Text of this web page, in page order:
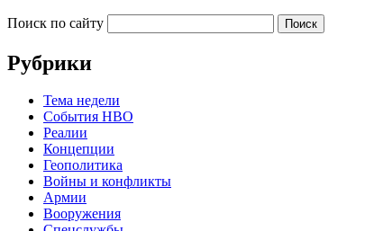
Поиск по сайту
Рубрики
Тема недели
События НВО
Реалии
Концепции
Геополитика
Войны и конфликты
Армии
Вооружения